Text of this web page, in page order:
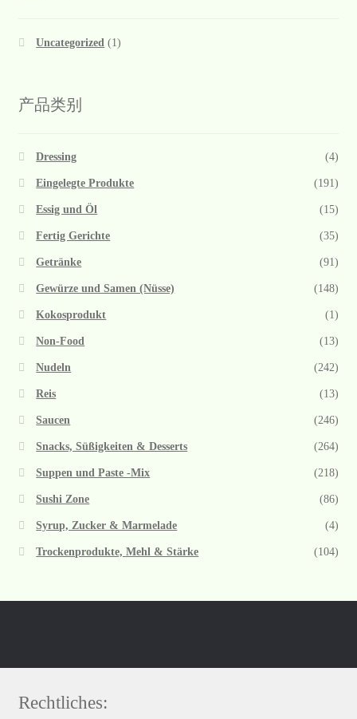
Uncategorized (1)
产品类别
Dressing (4)
Eingelegte Produkte (191)
Essig und Öl (15)
Fertig Gerichte (35)
Getränke (91)
Gewürze und Samen (Nüsse) (148)
Kokosprodukt (1)
Non-Food (13)
Nudeln (242)
Reis (13)
Saucen (246)
Snacks, Süßigkeiten & Desserts (264)
Suppen und Paste -Mix (218)
Sushi Zone (86)
Syrup, Zucker & Marmelade (4)
Trockenprodukte, Mehl & Stärke (104)
Rechtliches: